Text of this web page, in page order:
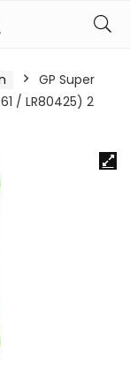
GP Super
/ LR80425) 2